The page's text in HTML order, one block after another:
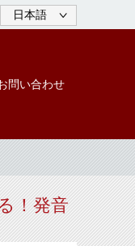
問い合わせ
！発音